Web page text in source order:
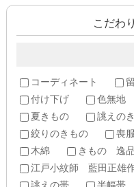
こだわ
コーディネート
付け下げ
色無地
夏きもの
誂えの
絞りのきもの
喪服
木綿
きもの 逸
江戸小紋師 藍田正雄